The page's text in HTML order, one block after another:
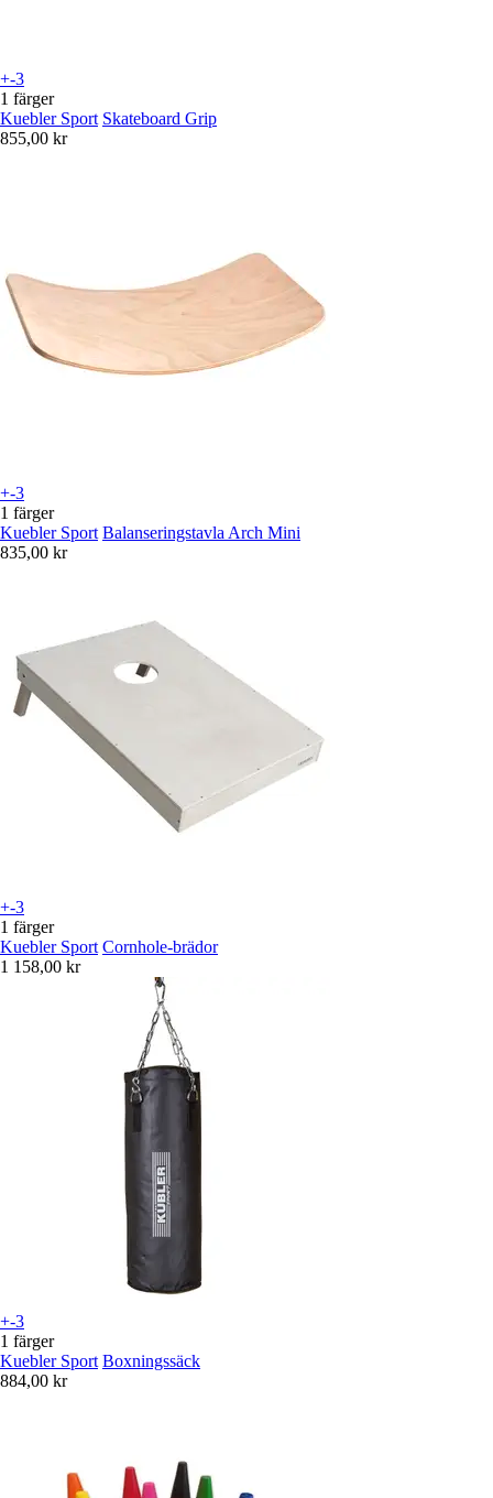
+-3
1 färger
Kuebler Sport Skateboard Grip
855,00 kr
+-3
1 färger
Kuebler Sport Balanseringstavla Arch Mini
835,00 kr
+-3
1 färger
Kuebler Sport Cornhole-brädor
1 158,00 kr
+-3
1 färger
Kuebler Sport Boxningssäck
884,00 kr